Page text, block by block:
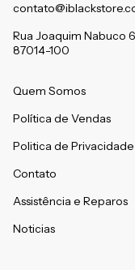
Rua Joaquim Nabuco
87014-100
Quem Somos
Política de Vendas
Politica de
Contato
Assistência e Reparos
Noticias